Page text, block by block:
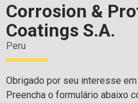
Corrosion &
Coatings S.A.
Peru
Obrigado por seu interesse
Preencha o formulário abaixo